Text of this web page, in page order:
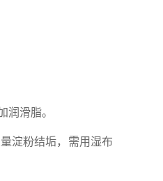
滑脂。
淀粉结垢，需用湿布